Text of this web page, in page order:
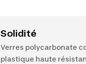
Solidité
Verres polycarbonate
plastique haute